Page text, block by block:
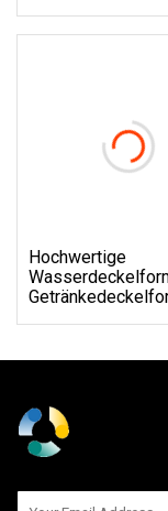
Hochwertige